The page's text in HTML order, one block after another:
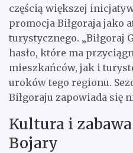
częścią większej
promocja Biłgoraja jako
turystycznego. „Biłgoraj
hasło, które ma
mieszkańców, jak i
uroków tego regionu.
Biłgoraju zapowiada się
Kultura i
Bojary